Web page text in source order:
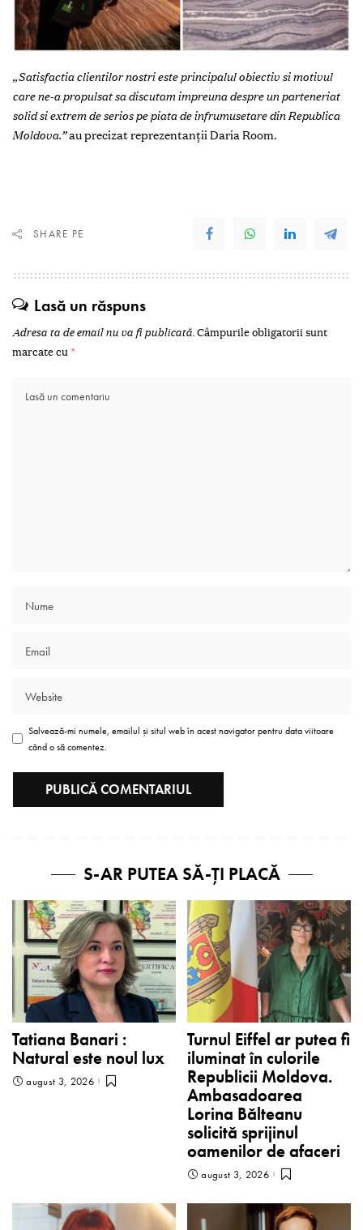
„Satisfactia clientilor nostri este principalul obiectiv si motivul
care ne-a propulsat sa discutam impreuna despre un parteneriat
solid si extrem de serios pe piata de infrumusetare din Republica
Moldova.”au precizat reprezentanții Daria Room.
SHARE PE
Lasă un răspuns
Adresa ta de email nu va fi publicată.Câmpurile obligatorii sunt
marcate cu *
Salvează-mi numele, emailul și situl web în acest navigator pentru data viitoare
când o să comentez.
S-AR PUTEA SĂ-ȚI PLACĂ
Tatiana Banari :
Natural este noul lux
august 3, 2026
Turnul Eiffel ar putea fi
iluminat în culorile
Republicii Moldova.
Ambasadoarea
Lorina Bălteanu
solicită sprijinul
oamenilor de afaceri
august 3, 2026